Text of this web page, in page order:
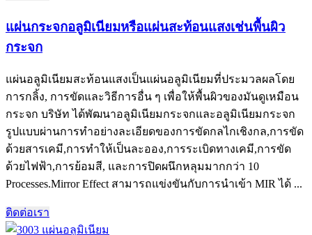
แผ่นกระจกอลูมิเนียมหรือแผ่นสะท้อนแสงเช่นพื้นผิว
กระจก
แผ่นอลูมิเนียมสะท้อนแสงเป็นแผ่นอลูมิเนียมที่ประมวลผลโดย
การกลิ้ง, การขัดและวิธีการอื่น ๆ เพื่อให้พื้นผิวของมันดูเหมือน
กระจก บริษัท ได้พัฒนาอลูมิเนียมกระจกและอลูมิเนียมกระจก
รูปแบบผ่านการทำอย่างละเอียดของการขัดกลไกเชิงกล,การขัด
ด้วยสารเคมี,การทำให้เป็นละออง,การระเบิดทางเคมี,การขัด
ด้วยไฟฟ้า,การย้อมสี, และการปิดผนึกหลุมมากกว่า 10
Processes.Mirror Effect สามารถแข่งขันกับการนำเข้า MIR ได้ ...
ติดต่อเรา